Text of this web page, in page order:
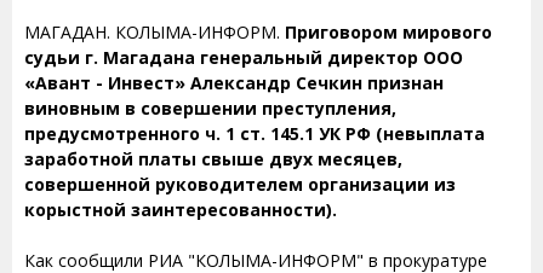
МАГАДАН. КОЛЫМА-ИНФОРМ. Приговором мирового
судьи г. Магадана генеральный директор ООО
«Авант - Инвест» Александр Сечкин признан
виновным в совершении преступления,
предусмотренного ч. 1 ст. 145.1 УК РФ (невыплата
заработной платы свыше двух месяцев,
совершенной руководителем организации из
корыстной заинтересованности).
Как сообщили РИА "КОЛЫМА-ИНФОРМ" в прокуратуре